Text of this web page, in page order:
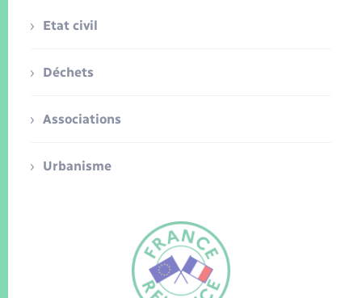
Etat civil
Déchets
Associations
Urbanisme